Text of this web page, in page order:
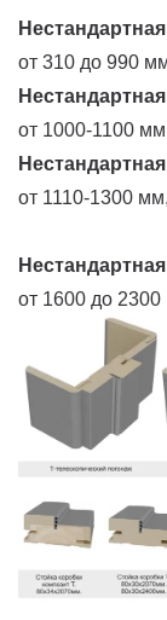
от 310 до 990
от 1000-1100
от 1110-1300 мм,
от 1600 до